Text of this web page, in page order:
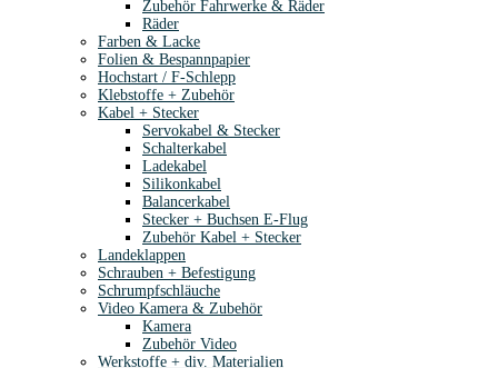
Zubehör Fahrwerke & Räder
Räder
Farben & Lacke
Folien & Bespannpapier
Hochstart / F-Schlepp
Klebstoffe + Zubehör
Kabel + Stecker
Servokabel & Stecker
Schalterkabel
Ladekabel
Silikonkabel
Balancerkabel
Stecker + Buchsen E-Flug
Zubehör Kabel + Stecker
Landeklappen
Schrauben + Befestigung
Schrumpfschläuche
Video Kamera & Zubehör
Kamera
Zubehör Video
Werkstoffe + div. Materialien